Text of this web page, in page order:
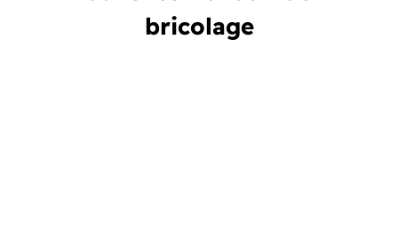
bricolage